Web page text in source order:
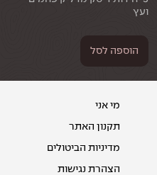
ועץ
הוספה לסל
מי אני
תקנון האתר
מדיניות הביטולים
הצהרת נגישות